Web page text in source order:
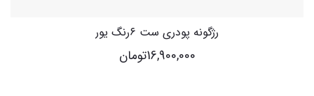
رژگونه پودری ست ۶رنگ یور
16,900,000تومان